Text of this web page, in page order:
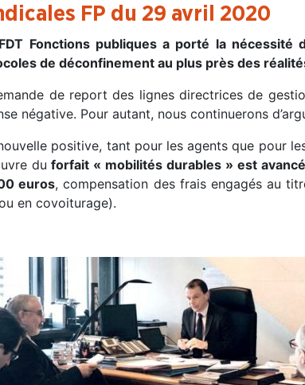
FP du 29 avril 2020
Fonctions publiques a porté la
de déconfinement au plus près des
de report des lignes directrices de
négative. Pour autant, nous continuerons
positive, tant pour les agents que pour
duforfait « mobilités durables » est
euros, compensation des frais engagés au
en covoiturage).